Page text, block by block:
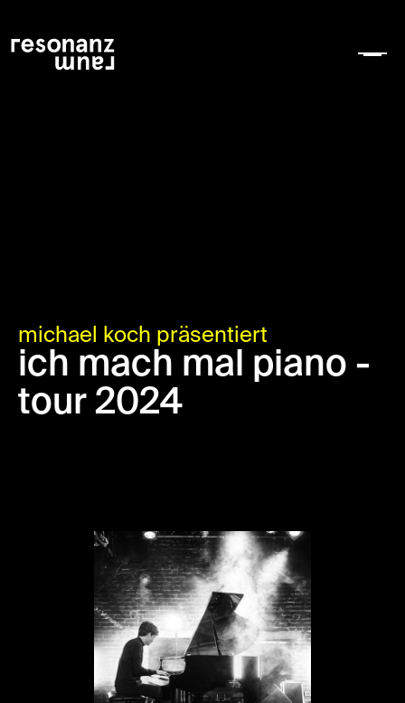
michael koch präsentiert
ich mach mal piano -
tour 2024